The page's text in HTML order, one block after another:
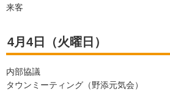
来客
4月4日（火曜日）
内部協議
タウンミーティング（野添元気会）